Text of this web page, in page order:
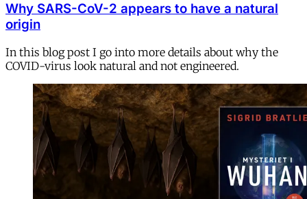
Why SARS-CoV-2 appears to have a natural
origin
In this blog post I go into more details about why the
COVID-virus look natural and not engineered.